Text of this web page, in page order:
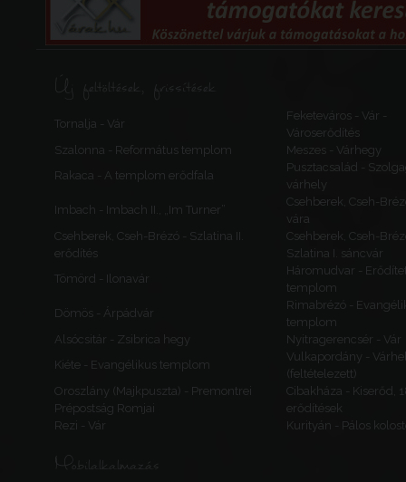
Új feltöltések, frissítések
Tornalja - Vár
Feketeváros - Vár -
Városerődítés
Szalonna - Református templom
Meszes - Várhegy
Rakaca - A templom erődfala
Pusztacsalád -
várhely
Imbach - Imbach II., „Im Turner”
Csehberek, Cseh-
vára
Csehberek, Cseh-Brézó - Szlatina II.
erődítés
Csehberek, Cseh-
Szlatina I. sáncvár
Tömörd - Ilonavár
Háromudvar -
templom
Dömös - Árpádvár
Rimabrézó -
templom
Alsócsitár - Zsibrica hegy
Nyitragerencsér - Vár
Kiéte - Evangélikus templom
Vulkapordány -
(feltételezett)
Oroszlány (Majkpuszta) - Premontrei
Prépostság Romjai
Cibakháza - Kiserőd,
erődítések
Rezi - Vár
Kurityán - Pálos
Mobilalkalmazás